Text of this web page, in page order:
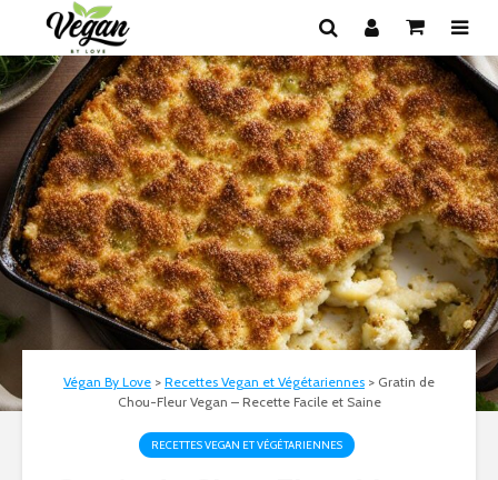
Végan By Love > Recettes Vegan et Végétariennes > Gratin de
Chou-Fleur Vegan – Recette Facile et Saine
RECETTES VEGAN ET VÉGÉTARIENNES